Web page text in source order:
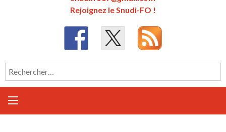
Rejoignez le Snudi-FO !
Rechercher :